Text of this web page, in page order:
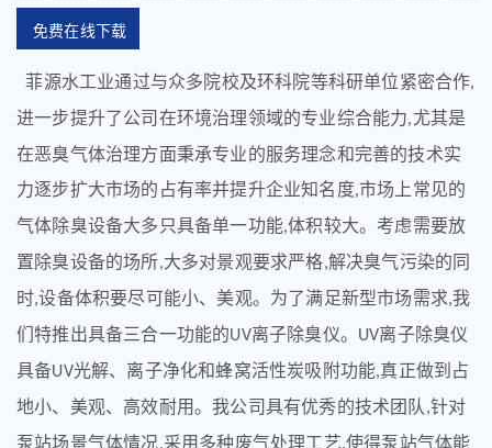
免费在线下载
(1)
菲源水工业通过与众多院校及环科院等科研单位紧密合作,
进一步提升了公司在环境治理领域的专业综合能力,尤其是
在恶臭气体治理方面秉承专业的服务理念和完善的技术实
力逐步扩大市场的占有率并提升企业知名度,市场上常见的
气体除臭设备大多只具备单一功能,体积较大。考虑需要放
置除臭设备的场所,大多对景观要求严格,解决臭气污染的同
时,设备体积要尽可能小、美观。为了满足新型市场需求,我
们特推出具备三合一功能的UV离子除臭仪。 UV离子除臭仪
具备UV光解、离子净化和蜂窝活性炭吸附功能,真正做到占
地小、美观、高效耐用。我公司具有优秀的技术团队 ,针对
泵站场景气体情况 采用多种废气处理工艺 使得泵站气体能